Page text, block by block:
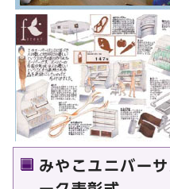
みやこユニバー